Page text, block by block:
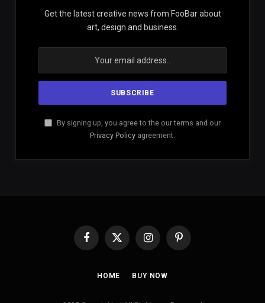
Get the latest creative news from FooBar about
art, design and business.
By signing up, you agree to the our terms and our
Privacy Policy agreement.
Facebook
X
InstagramPinterest
HOME BUY NOW